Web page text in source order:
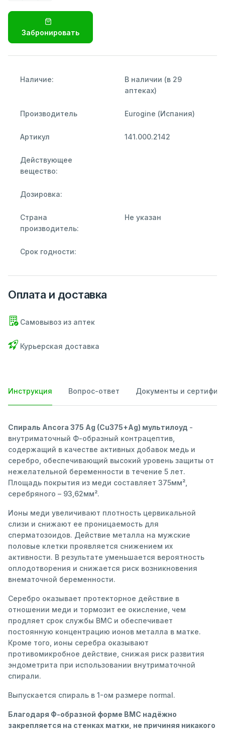
Забронировать
Наличие:
В наличии (в 29
аптеках)
Производитель Eurogine (Испания)
Артикул 141.000.2142
Действующее
вещество:
Дозировка:
Страна
производитель:
Не указан
Срок годности:
Оплата и доставка
Самовывоз из аптек
Курьерская доставка
Инструкция Вопрос-ответ Документы и
Спираль Ancora 375 Ag (Cu375+Ag) мультилоуд -
внутриматочный Ф-образный контрацептив,
содержащий в качестве активных добавок медь и
серебро, обеспечивающий высокий уровень защиты от
нежелательной беременности в течение 5 лет.
Площадь покрытия из меди составляет 375мм²,
серебряного – 93,62мм².
Ионы меди увеличивают плотность цервикальной
слизи и снижают ее проницаемость для
сперматозоидов. Действие металла на мужские
половые клетки проявляется снижением их
активности. В результате уменьшается вероятность
оплодотворения и снижается риск возникновения
внематочной беременности.
Серебро оказывает протекторное действие в
отношении меди и тормозит ее окисление, чем
продляет срок службы ВМС и обеспечивает
постоянную концентрацию ионов металла в матке.
Кроме того, ионы серебра оказывают
противомикробное действие, снижая риск развития
эндометрита при использовании внутриматочной
спирали.
Выпускается спираль в 1-ом размере normal.
Благодаря Ф-образной форме ВМС надёжно
закрепляется на стенках матки, не причиняя никакого